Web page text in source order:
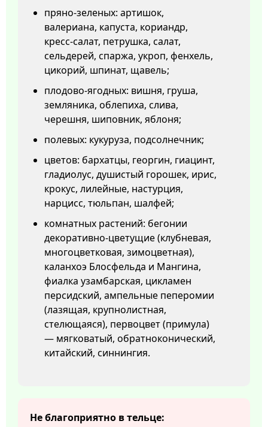
пряно-зеленых: артишок,
валериана, капуста, кориандр,
кресс-салат, петрушка, салат,
сельдерей, спаржа, укроп, фенхель,
цикорий, шпинат, щавель;
плодово-ягодных: вишня, груша,
земляника, облепиха, слива,
черешня, шиповник, яблоня;
полевых: кукуруза, подсолнечник;
цветов: бархатцы, георгин, гиацинт,
гладиолус, душистый горошек, ирис,
крокус, лилейные, настурция,
нарцисс, тюльпан, шалфей;
комнатных растений: бегонии
декоративно-цветущие (клубневая,
многоцветковая, зимоцветная),
каланхоэ Блосфельда и Мангина,
фиалка узамбарская, цикламен
персидский, ампельные пеперомии
(лазящая, крупнолистная,
стелющаяся), первоцвет (примула)
— мягковатый, обратноконический,
китайский, синнингия.
Не благоприятно в тельце: